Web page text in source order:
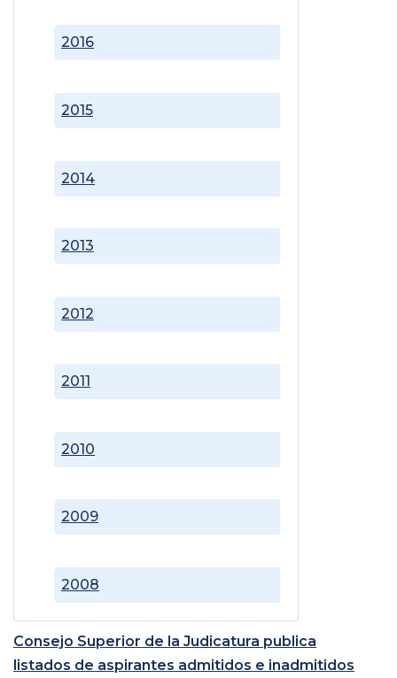
2008
2009
2010
2011
2012
2013
2014
2015
2016
Consejo Superior de la Judicatura publica
listados de aspirantes admitidos e inadmitidos